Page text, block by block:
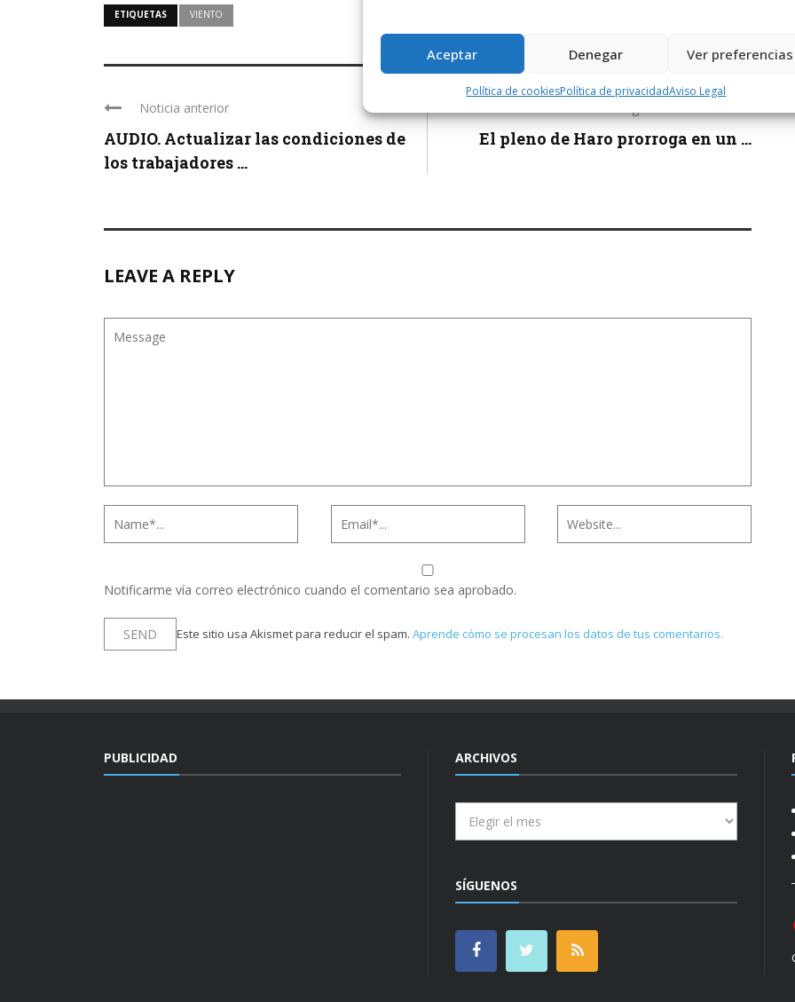
Aceptar Denegar Ver preferencias
Política de cookiesPolítica de privacidadAviso Legal
ETIQUETAS VIENTO
Noticia anterior
AUDIO. Actualizar las condiciones de
los trabajadores ...
El pleno de Haro prorroga en un ...
LEAVE A REPLY
Notificarme vía correo electrónico cuando el comentario sea aprobado.
Este sitio usa Akismet para reducir el spam. Aprende cómo se procesan los datos de tus comentarios.
PUBLICIDAD ARCHIVOS
SÍGUENOS